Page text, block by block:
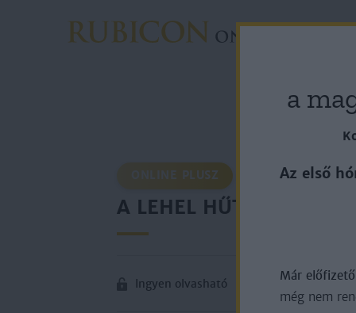
Rovatok
ONLINE PLUSZ
A LEHEL
Ingyen olvasható
a
Az első
Már
még nem